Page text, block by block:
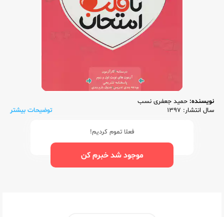
نویسنده: حمید جعفری نسب
سال انتشار: 1397
توضیحات بیشتر
فعلا تموم کردیم!
موجود شد خبرم کن